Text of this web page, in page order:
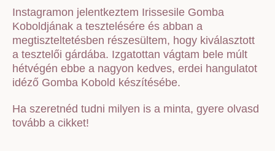
Instagramon jelentkeztem Irissesile Gomba
Koboldjának a tesztelésére és abban a
megtiszteltetésben részesültem, hogy kiválasztott
a tesztelői gárdába. Izgatottan vágtam bele múlt
hétvégén ebbe a nagyon kedves, erdei hangulatot
idéző Gomba Kobold készítésébe.
Ha szeretnéd tudni milyen is a minta, gyere olvasd
tovább a cikket!